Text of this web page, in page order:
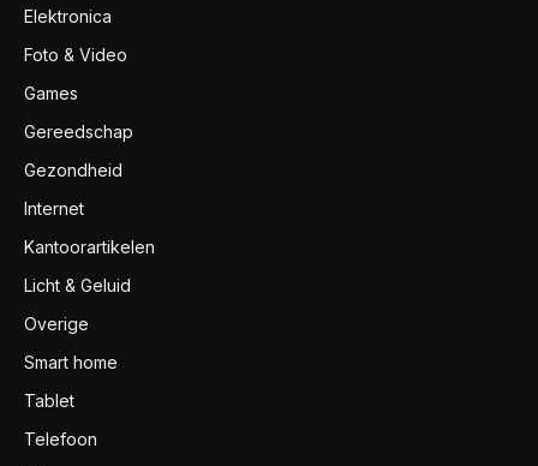
Elektronica
Foto & Video
Games
Gereedschap
Gezondheid
Internet
Kantoorartikelen
Licht & Geluid
Overige
Smart home
Tablet
Telefoon